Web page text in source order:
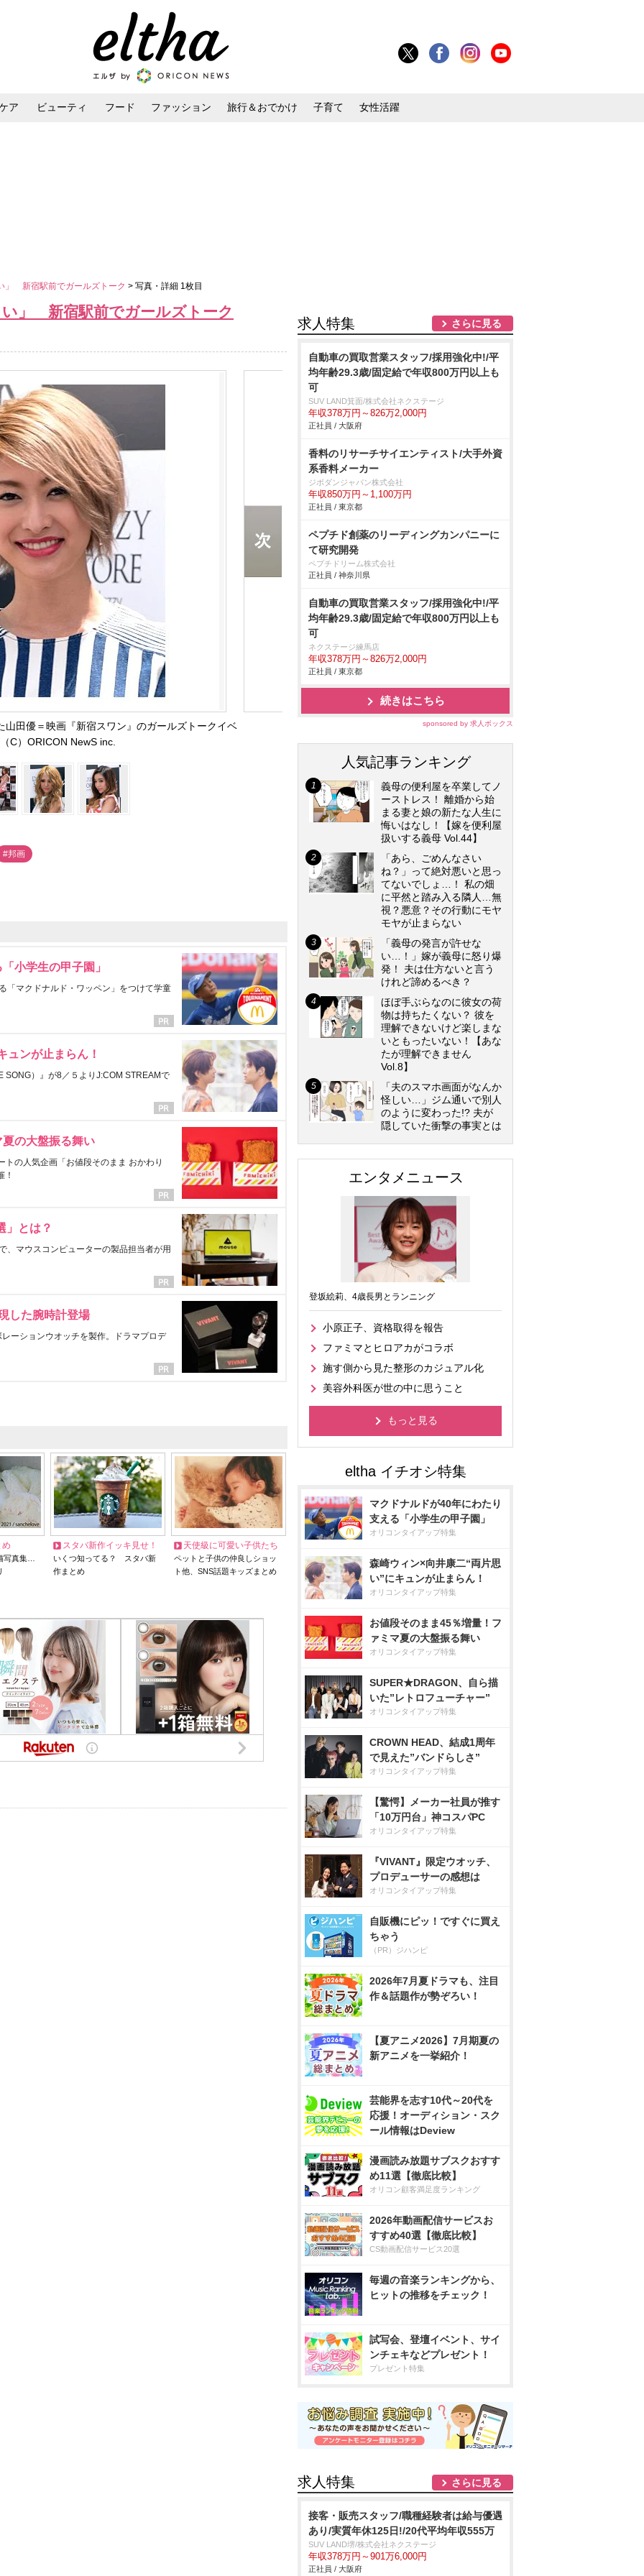
ア ビューティ フード ファッション 旅行＆おでかけ 子育て 女性活躍
」 新宿駅前でガールズトーク > 写真・詳細 1枚目
」 新宿駅前でガールズトーク
山田優＝映画『新宿スワン』のガールズトークイベ
C）ORICON NewS inc.
#邦画
小学生の甲子園」
「マクドナルド・ワッペン」をつけて学童
ュンが止まらん！
SONG）』が8／５よりJ:COM STREAMで
の大盤振る舞い
の人気企画「お値段そのまま おかわり
！
」とは？
、マウスコンピューターの製品担当者が用
した腕時計登場
ーションウオッチを製作。ドラマプロデ
め
写真集…
スタバ新作イッキ見せ！
いくつ知ってる？ スタバ新
作まとめ
天使級に可愛い子供たち
ペットと子供の仲良しショッ
ト他、SNS話題キッズまとめ
求人特集 さらに見る
自動車の買取営業スタッフ/採用強化中!/平
均年齢29.3歳/固定給で年収800万円以上も
可
SUV LAND箕面/株式会社ネクステージ
年収378万円～826万2,000円
正社員 / 大阪府
香料のリサーチサイエンティスト/大手外資
系香料メーカー
ジボダンジャパン株式会社
年収850万円～1,100万円
正社員 / 東京都
ペプチド創薬のリーディングカンパニーに
て研究開発
ペプチドリーム株式会社
正社員 / 神奈川県
自動車の買取営業スタッフ/採用強化中!/平
均年齢29.3歳/固定給で年収800万円以上も
可
ネクステージ練馬店
年収378万円～826万2,000円
正社員 / 東京都
続きはこちら
sponsored by 求人ボックス
人気記事ランキング
義母の便利屋を卒業してノ
ーストレス！ 離婚から始
まる妻と娘の新たな人生に
悔いはなし！【嫁を便利屋
扱いする義母 Vol.44】
「あら、ごめんなさい
ね？」って絶対悪いと思っ
てないでしょ…！ 私の畑
に平然と踏み入る隣人…無
視？悪意？その行動にモヤ
モヤが止まらない
「義母の発言が許せな
い…！」嫁が義母に怒り爆
発！ 夫は仕方ないと言う
けれど諦めるべき？
ほぼ手ぶらなのに彼女の荷
物は持ちたくない？ 彼を
理解できないけど楽しまな
いともったいない！【あな
たが理解できません
Vol.8】
「夫のスマホ画面がなんか
怪しい…」ジム通いで別人
のように変わった!? 夫が
隠していた衝撃の事実とは
エンタメニュース
登坂絵莉、4歳長男とランニング
小原正子、資格取得を報告
ファミマとヒロアカがコラボ
施す側から見た整形のカジュアル化
美容外科医が世の中に思うこと
もっと見る
マクドナルドが40年にわたり
支える「小学生の甲子園」
オリコンタイアップ特集
森崎ウィン×向井康二“両片思
い”にキュンが止まらん！
オリコンタイアップ特集
お値段そのまま45％増量！フ
ァミマ夏の大盤振る舞い
オリコンタイアップ特集
SUPER★DRAGON、自ら描
いた”レトロフューチャー”
オリコンタイアップ特集
CROWN HEAD、結成1周年
で見えた”バンドらしさ”
オリコンタイアップ特集
【驚愕】メーカー社員が推す
「10万円台」神コスパPC
オリコンタイアップ特集
『VIVANT』限定ウオッチ、
プロデューサーの感想は
オリコンタイアップ特集
自販機にピッ！ですぐに買え
ちゃう
（PR）ジハンピ
2026年7月夏ドラマも、注目
作＆話題作が勢ぞろい！
【夏アニメ2026】7月期夏の
新アニメを一挙紹介！
芸能界を志す10代～20代を
応援！オーディション・スク
ール情報はDeview
漫画読み放題サブスクおすす
め11選【徹底比較】
オリコン顧客満足度ランキング
2026年動画配信サービスお
すすめ40選【徹底比較】
CS動画配信サービス20選
毎週の音楽ランキングから、
ヒットの推移をチェック！
試写会、登壇イベント、サイ
ンチェキなどプレゼント！
プレゼント特集
求人特集 さらに見る
接客・販売スタッフ/職種経験者は給与優遇
あり/実質年休125日!/20代平均年収555万
SUV LAND堺/株式会社ネクステージ
年収378万円～901万6,000円
正社員 / 大阪府